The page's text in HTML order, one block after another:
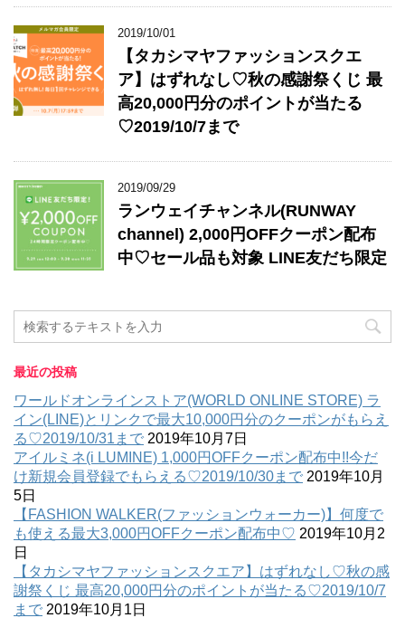
2019/10/01
【タカシマヤファッションスクエ
ア】はずれなし♡秋の感謝祭くじ 最
高20,000円分のポイントが当たる
♡2019/10/7まで
2019/09/29
ランウェイチャンネル(RUNWAY
channel) 2,000円OFFクーポン配布
中♡セール品も対象 LINE友だち限定
最近の投稿
ワールドオンラインストア(WORLD ONLINE STORE) ラ
イン(LINE)とリンクで最大10,000円分のクーポンがもらえ
る♡2019/10/31まで 2019年10月7日
アイルミネ(i LUMINE) 1,000円OFFクーポン配布中!!今だ
け新規会員登録でもらえる♡2019/10/30まで 2019年10月
5日
【FASHION WALKER(ファッションウォーカー)】何度で
も使える最大3,000円OFFクーポン配布中♡ 2019年10月2
日
【タカシマヤファッションスクエア】はずれなし♡秋の感
謝祭くじ 最高20,000円分のポイントが当たる♡2019/10/7
まで 2019年10月1日